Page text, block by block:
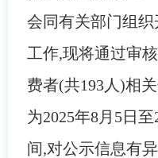
会同有关部门组
工作,现将通过审
费者(共193人)相
为2025年8月 5日至
间,对公示信息有